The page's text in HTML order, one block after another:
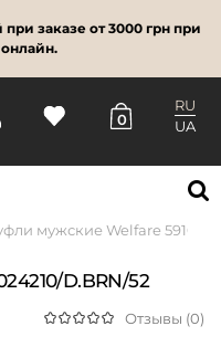
заказе от 3000 грн при
0
RU
UA
мужские Welfare
D.BRN/52
Отзывы (0)